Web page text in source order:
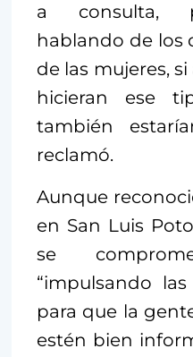
a consulta,
hablando de los
de las mujeres,
hicieran ese
también
reclamó.
Aunque
en San Luis
se
“impulsando
para que la
estén bien